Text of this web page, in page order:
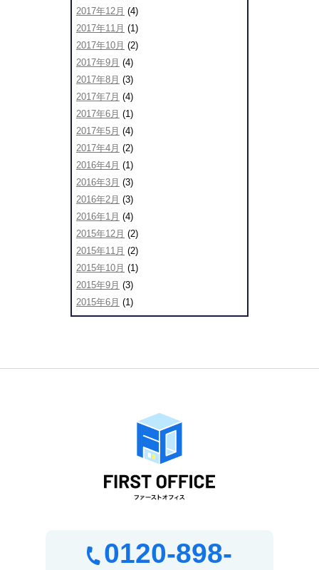
2017年12月 (4)
2017年11月 (1)
2017年10月 (2)
2017年9月 (4)
2017年8月 (3)
2017年7月 (4)
2017年6月 (1)
2017年5月 (4)
2017年4月 (2)
2016年4月 (1)
2016年3月 (3)
2016年2月 (3)
2016年1月 (4)
2015年12月 (2)
2015年11月 (2)
2015年10月 (1)
2015年9月 (3)
2015年6月 (1)
0120-898-